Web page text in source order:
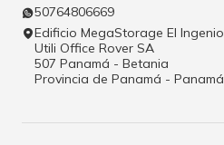
50764806669
Edificio MegaStorage El Ingenio
Utili Office Rover SA
507 Panamá - Betania
Provincia de Panamá - Panamá